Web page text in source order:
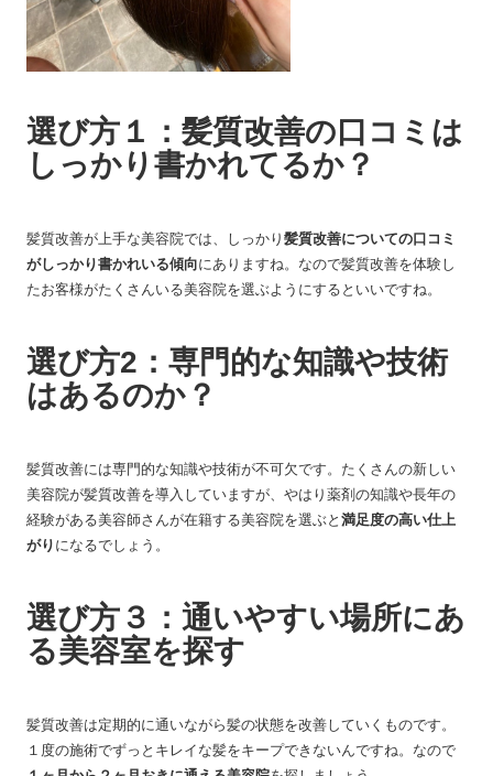
選び方１：髪質改善の口コミは
しっかり書かれてるか？
髪質改善が上手な美容院では、しっかり 髪質改善についての口コミ
がしっかり書かれいる傾向にありますね。なので髪質改善を体験し
たお客様がたくさんいる美容院を選ぶようにするといいですね。
選び方2：専門的な知識や技術
はあるのか？
髪質改善には専門的な知識や技術が不可欠です。たくさんの新しい
美容院が髪質改善を導入していますが、やはり薬剤の知識や長年の
経験がある美容師さんが在籍する美容院を選ぶと 満足度の高い仕上
がり になるでしょう。
選び方３：通いやすい場所にあ
る美容室を探す
髪質改善は定期的に通いながら髪の状態を改善していくものです。
１度の施術でずっとキレイな髪をキープできないんですね。なので